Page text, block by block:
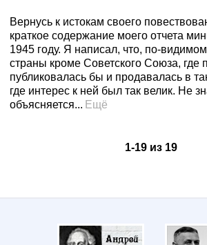
Вернусь к истокам своего
краткое содержание моего отчета
1945 году. Я написал, что, по-
страны кроме Советского Союза, где
публиковалась бы и продавалась в
где интерес к ней был так велик. Не
объясняется... Ещё
1-19 из 19